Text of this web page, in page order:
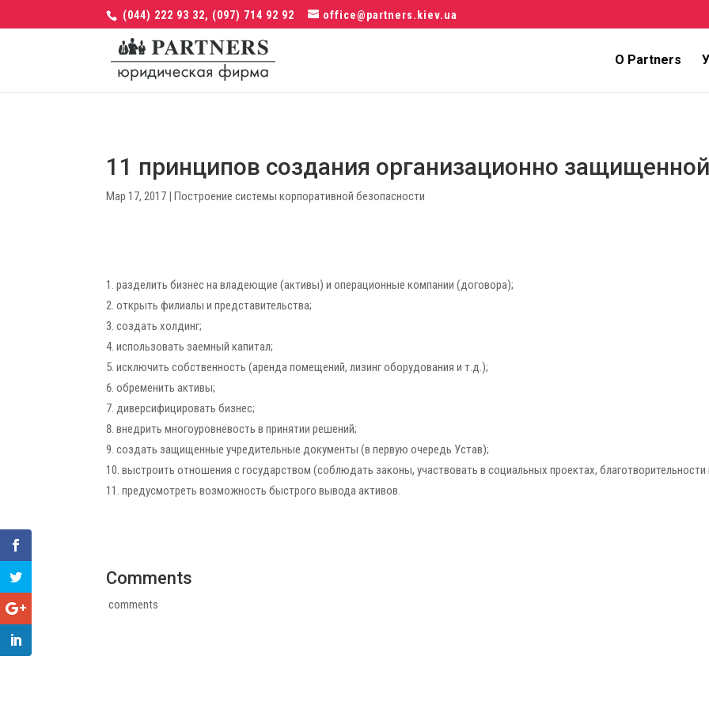
(044) 222 93 32, (097) 714 92 92 office@partners.kiev.ua
О Partners
11 принципов создания организационно
Мар 17, 2017 |Построение системы корпоративной безопасности
разделить бизнес на владеющие (активы) и операционные компании (договора);
открыть филиалы и представительства;
создать холдинг;
использовать заемный капитал;
исключить собственность (аренда помещений, лизинг оборудования и т.д.);
обременить активы;
диверсифицировать бизнес;
внедрить многоуровневость в принятии решений;
создать защищенные учредительные документы (в первую очередь Устав);
выстроить отношения с государством (соблюдать законы, участвовать в социальных проектах, благотворительности
предусмотреть возможность быстрого вывода активов.
Comments
comments